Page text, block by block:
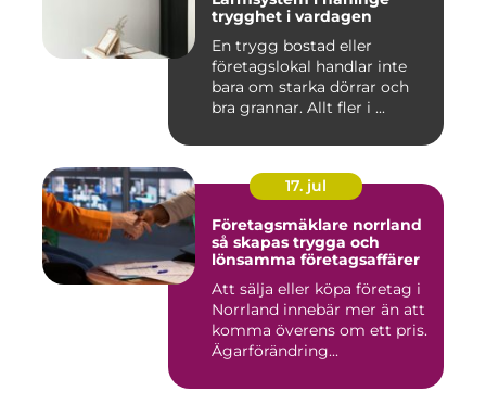
trygghet i vardagen
En trygg bostad eller
företagslokal handlar inte
bara om starka dörrar och
bra grannar. Allt fler i ...
17. jul
Företagsmäklare norrland
så skapas trygga och
lönsamma företagsaffärer
Att sälja eller köpa företag i
Norrland innebär mer än att
komma överens om ett pris.
Ägarförändring...